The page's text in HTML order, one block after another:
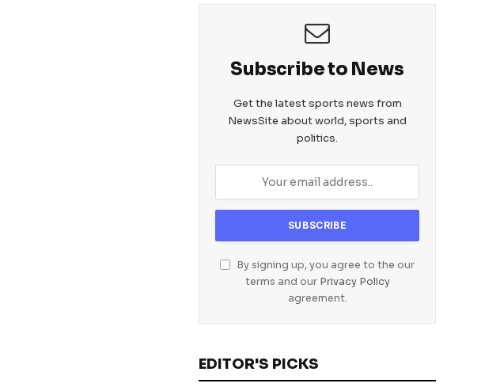
Subscribe to News
Get the latest sports news from
NewsSite about world, sports and
politics.
By signing up, you agree to the our
terms and our Privacy Policy
agreement.
EDITOR'S PICKS